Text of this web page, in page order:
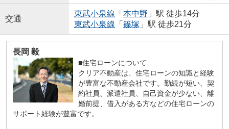
交通
東武小泉線 「 本中野 」駅 徒歩14分
東武小泉線 「 篠塚 」駅 徒歩21分
長岡 毅
■住宅ローンについて
クリア不動産は、住宅ローンの知識と経験
が豊富な不動産会社です。勤続が短い、契
約社員、派遣社員、自己資金が少ない、離
婚前提、借入がある方などの住宅ローンの
サポート経験が豊富です。